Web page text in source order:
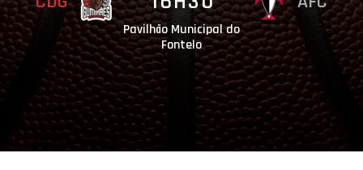
COMPETIÇÕES
ASSOCIAÇÕES
CLUBES
AGENTES
AGENDA
SELEÇÕES
Pavilhão Municipal do
Fontelo